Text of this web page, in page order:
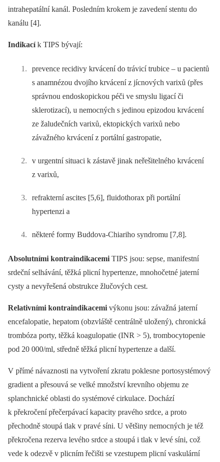
intrahepatální kanál. Posledním krokem je zavedení stentu do
kanálu [4].
Indikacík TIPS bývají:
prevence recidivy krvácení do trávicí trubice –⁠ u pacientů
s anamnézou dvojího krvácení z jícnových varixů (přes
správnou endoskopickou péči ve smyslu ligací či
sklerotizací), u nemocných s jedinou epizodou krvácení
ze žaludečních varixů, ektopických varixů nebo
závažného krvácení z portální gastropatie,
v urgentní situaci k zástavě jinak neřešitelného krvácení
z varixů,
refrakterní ascites [5,6], fluidothorax při portální
hypertenzi a
některé formy Buddova-Chiariho syndromu [7,8].
Absolutními kontraindikacemi TIPS jsou: sepse, manifestní
srdeční selhávání, těžká plicní hypertenze, mnohočetné jaterní
cysty a nevyřešená obstrukce žlučových cest.
Relativními kontraindikacemi výkonu jsou: závažná jaterní
encefalopatie, hepatom (obzvláště centrálně uložený), chronická
trombóza porty, těžká koagulopatie (INR > 5), trombocytopenie
pod 20 000/ml, středně těžká plicní hypertenze a další.
V přímé návaznosti na vytvoření zkratu poklesne portosystémový
gradient a přesouvá se velké množství krevního objemu ze
splanchnické oblasti do systémové cirkulace. Dochází
k překročení přečerpávací kapacity pravého srdce, a proto
přechodně stoupá tlak v pravé síni. U většiny nemocných je též
překročena rezerva levého srdce a stoupá i tlak v levé síni, což
vede k odezvě v plicním řečišti se vzestupem plicní vaskulární